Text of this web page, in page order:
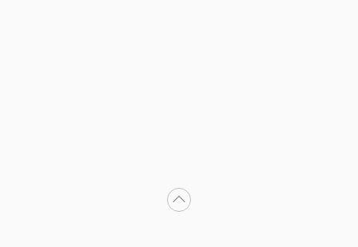
Nach oben scrollen